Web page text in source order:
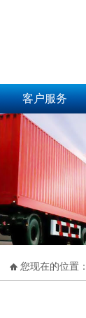
客户服务
您现在的位置：